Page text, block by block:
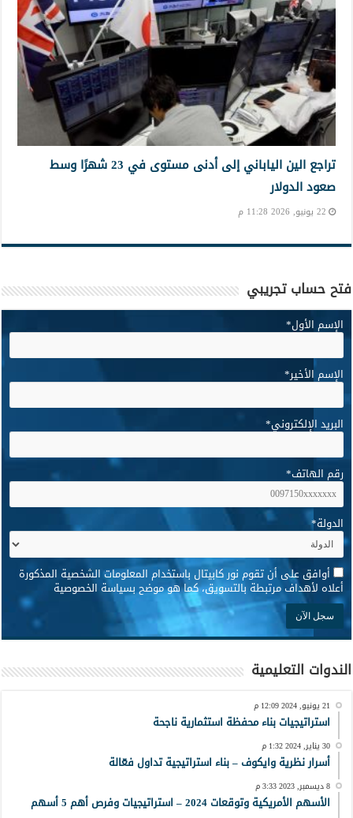
تراجع الين الياباني إلى أدنى مستوى في 23 شهرًا وسط
صعود الدولار
22 يونيو, 2026 11:28 م
فتح حساب تجريبي
الإسم الأول*
الإسم الأخير*
البريد الإلكتروني*
رقم الهاتف*
الدولة*
* أوافق على أن تقوم نور كابيتال باستخدام المعلومات الشخصية المذكورة
أعلاه لأهداف مرتبطة بالتسويق، كما هو موضح بسياسة الخصوصية
الندوات التعليمية
21 يونيو, 2024 12:09 م
استراتيجيات بناء محفظة استثمارية ناجحة
30 يناير, 2024 1:32 م
أسرار نظرية وايكوف – بناء استراتيجية تداول فعّالة
8 ديسمبر, 2023 3:33 م
الأسهم الأمريكية وتوقعات 2024 – استراتيجيات وفرص أهم 5 أسهم